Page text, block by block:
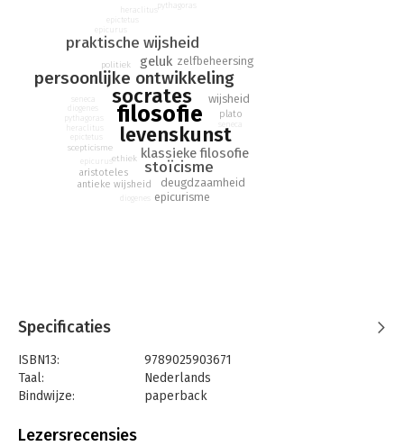
filosofie
socrates
levenskunst
persoonlijke ontwikkeling
geluk
klassieke filosofie
stoïcisme
praktische wijsheid
zelfbeheersing
deugdzaamheid
wijsheid
epicurisme
antieke wijsheid
ethiek
politiek
aristoteles
scepticisme
plato
epicurus
epictetus
heraclitus
pythagoras
epicurus
epictetus
heraclitus
pythagoras
Specificaties
ISBN13:
9789025903671
Taal:
Nederlands
Bindwijze:
paperback
Uitgever:
Lezersrecensies